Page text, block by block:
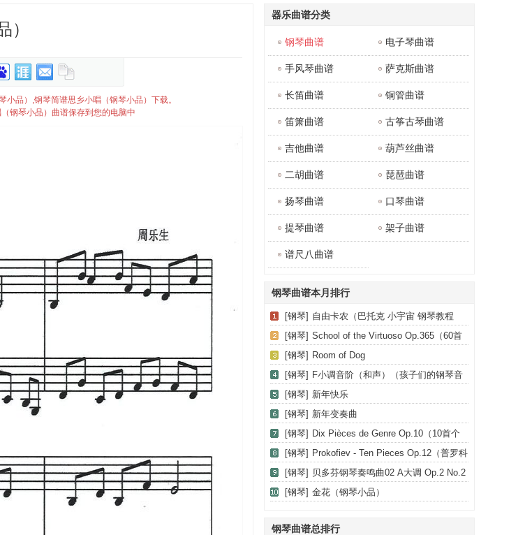
）
品）,钢琴简谱思乡小唱（钢琴小品）下载。
钢琴小品）曲谱保存到您的电脑中
器乐曲谱分类
钢琴曲谱 电子琴曲谱
手风琴曲谱 萨克斯曲谱
长笛曲谱 铜管曲谱
笛箫曲谱 古筝古琴曲谱
吉他曲谱 葫芦丝曲谱
二胡曲谱 琵琶曲谱
扬琴曲谱 口琴曲谱
提琴曲谱 架子曲谱
谱尺八曲谱
钢琴曲谱本月排行
[钢琴] 自由卡农（巴托克 小宇宙 钢琴教程
1）
[钢琴] School of the Virtuoso Op.365（60首
钢琴高级练习曲·8）
[钢琴] Room of Dog
[钢琴] F小调音阶（和声）（孩子们的钢琴音
阶、和弦与琶音 2）
[钢琴] 新年快乐
[钢琴] 新年变奏曲
[钢琴] Dix Pièces de Genre Op.10（10首个
性小品·Ⅱ）
[钢琴] Prokofiev - Ten Pieces Op.12（普罗科
菲耶夫-10首小品·6）
[钢琴] 贝多芬钢琴奏鸣曲02 A大调 Op.2 No.2
A major
[钢琴] 金花（钢琴小品）
钢琴曲谱总排行